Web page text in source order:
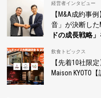
経営者インタビュー
【M&A成約事
音」が決断し
ドの成長戦略
飲食トピックス
【先着10社限
Maison KYOTO